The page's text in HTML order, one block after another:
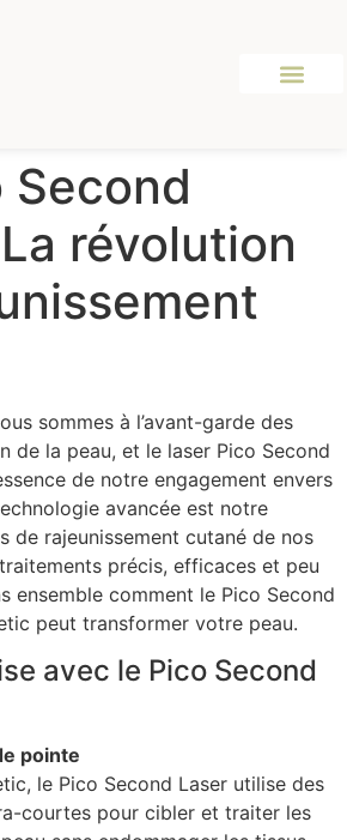
Second
révolution
sommes à l’avant-garde des
de la peau, et le laser Pico Second
de notre engagement envers
avancée est notre
de rajeunissement cutané de nos
précis, efficaces et peu
ensemble comment le Pico Second
peut transformer votre peau.
avec le Pico Second
pointe
le Pico Second Laser utilise des
courtes pour cibler et traiter les